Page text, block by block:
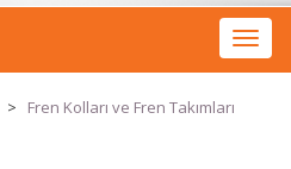
Toggle
> Fren Kolları ve Fren Takımları